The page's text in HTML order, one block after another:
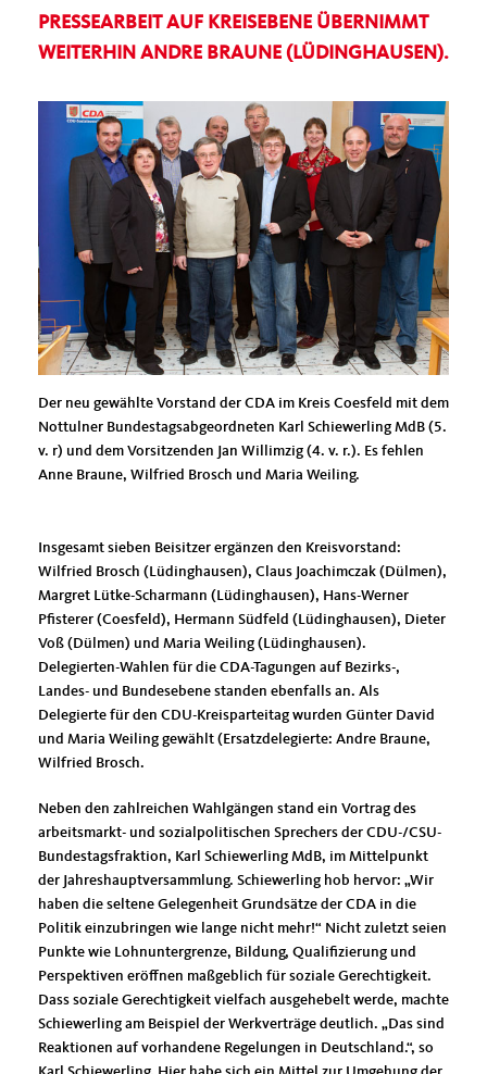
RESSEARBEIT AUF KREISEBENE ÜBERNIMMT W
EITERHIN ANDRE BRAUNE (LÜDINGHAUSEN).
Der neu gewählte Vorstand der CDA im Kreis Coesfeld mit dem
Nottulner Bundestagsabgeordneten Karl Schiewerling MdB (5.
v. r) und dem Vorsitzenden Jan Willimzig (4. v. r.). Es fehlen
Anne Braune, Wilfried Brosch und Maria Weiling.
Insgesamt sieben Beisitzer ergänzen den Kreisvorstand:
Wilfried Brosch (Lüdinghausen), Claus Joachimczak (Dülmen),
Margret Lütke-Scharmann (Lüdinghausen), Hans-Werner
Pfisterer (Coesfeld), Hermann Südfeld (Lüdinghausen), Dieter
Voß (Dülmen) und Maria Weiling (Lüdinghausen).
Delegierten-Wahlen für die CDA-Tagungen auf Bezirks-,
Landes- und Bundesebene standen ebenfalls an. Als
Delegierte für den CDU-Kreisparteitag wurden Günter David
und Maria Weiling gewählt (Ersatzdelegierte: Andre Braune,
Wilfried Brosch.
Neben den zahlreichen Wahlgängen stand ein Vortrag des
arbeitsmarkt- und sozialpolitischen Sprechers der CDU-/CSU-
Bundestagsfraktion, Karl Schiewerling MdB, im Mittelpunkt
der Jahreshauptversammlung. Schiewerling hob hervor: „Wir
haben die seltene Gelegenheit Grundsätze der CDA in die
Politik einzubringen wie lange nicht mehr!“ Nicht zuletzt seien
Punkte wie Lohnuntergrenze, Bildung, Qualifizierung und
Perspektiven eröffnen maßgeblich für soziale Gerechtigkeit.
Dass soziale Gerechtigkeit vielfach ausgehebelt werde, machte
Schiewerling am Beispiel der Werkverträge deutlich. „Das sind
Reaktionen auf vorhandene Regelungen in Deutschland.“, so